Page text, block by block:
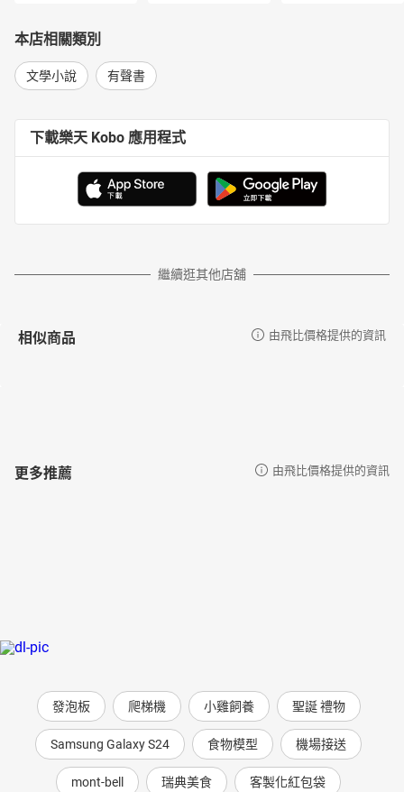
本店相關類別
文學小說 有聲書
下載樂天 Kobo 應用程式
繼續逛其他店舖
相似商品 由飛比價格提供的資訊
更多推薦 由飛比價格提供的資訊
發泡板 爬梯機 小雞飼養 聖誕 禮物
Samsung Galaxy S24 食物模型 機場接送
mont-bell 瑞典美食 客製化紅包袋